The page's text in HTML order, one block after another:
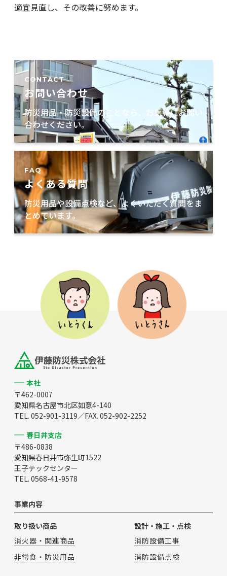
適宜見直し、その改善に努めます。
CONTACT
お問い合わせ
防災用品・防災設備のことなら、お気軽にお問い
合わせください。
FAQ
よくある質問
防災用品や設備点検など、よくいただく質問をま
とめています。
本社
〒462-0007
愛知県名古屋市北区如意4-140
TEL. 052-901-3119／FAX. 052-902-2252
春日井支店
〒486-0838
愛知県春日井市弥生町1522
王子テックセンター
TEL. 0568-41-9578
事業内容
取り扱い商品
消火器・関連商品
非常食・防災用品
設計・施工・点検
消防設備工事
消防設備点検